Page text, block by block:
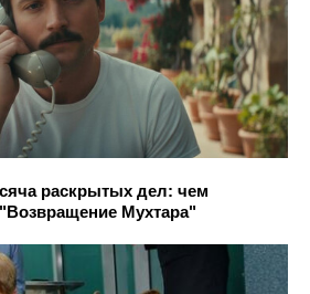
раскрытых дел: чем
Мухтара"